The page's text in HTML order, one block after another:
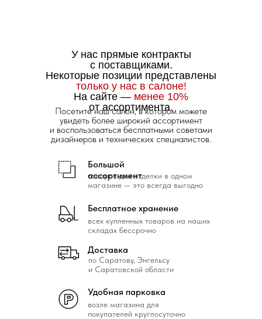
возле магазина для
покупателей круглосуточно
Удобная парковка
всех купленных товаров на наших
складах бессрочно
Бесплатное хранение
товаров для отделки в одном
магазине — это всегда выгодно
Большой
ассортимент
по Саратову, Энгельсу
и Саратовской области
Доставка
У нас прямые контракты
с поставщиками.
Некоторые позиции представлены
только у нас в салоне!
На сайте — менее 10%
от ассортимента.
Посетите наш салон, в котором можете
увидеть более широкий ассортимент
и воспользоваться бесплатными советами
дизайнеров и технических специалистов.